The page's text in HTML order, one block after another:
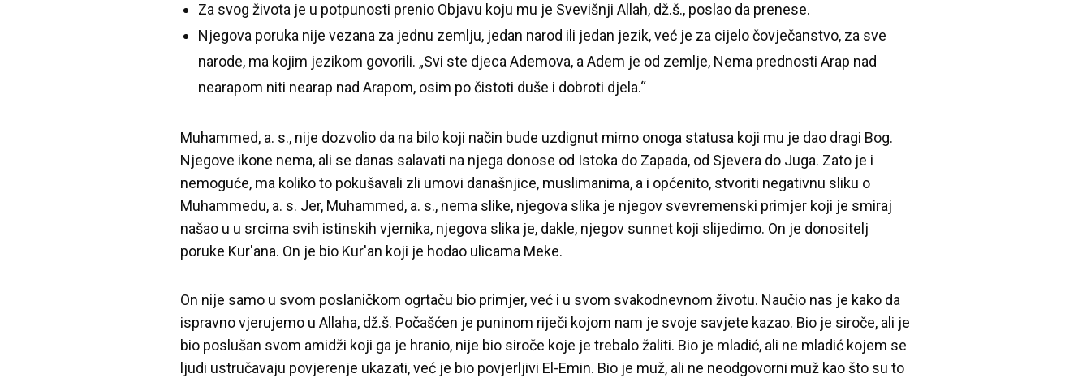
Za svog života je u potpunosti prenio Objavu koju mu je Svevišnji Allah, dž.š., poslao da prenese.
Njegova poruka nije vezana za jednu zemlju, jedan narod ili jedan jezik, već je za cijelo čovječanstvo, za sve
narode, ma kojim jezikom govorili. „Svi ste djeca Ademova, a Adem je od zemlje, Nema prednosti Arap nad
nearapom niti nearap nad Arapom, osim po čistoti duše i dobroti djela.“
Muhammed, a. s., nije dozvolio da na bilo koji način bude uzdignut mimo onoga statusa koji mu je dao dragi Bog.
Njegove ikone nema, ali se danas salavati na njega donose od Istoka do Zapada, od Sjevera do Juga. Zato je i
nemoguće, ma koliko to pokušavali zli umovi današnjice, muslimanima, a i općenito, stvoriti negativnu sliku o
Muhammedu, a. s. Jer, Muhammed, a. s., nema slike, njegova slika je njegov svevremenski primjer koji je smiraj
našao u u srcima svih istinskih vjernika, njegova slika je, dakle, njegov sunnet koji slijedimo. On je donositelj
poruke Kur'ana. On je bio Kur'an koji je hodao ulicama Meke.
On nije samo u svom poslaničkom ogrtaču bio primjer, već i u svom svakodnevnom životu. Naučio nas je kako da
ispravno vjerujemo u Allaha, dž.š. Počašćen je puninom riječi kojom nam je svoje savjete kazao. Bio je siroče, ali je
bio poslušan svom amidži koji ga je hranio, nije bio siroče koje je trebalo žaliti. Bio je mladić, ali ne mladić kojem se
ljudi ustručavaju povjerenje ukazati, već je bio povjerljivi El-Emin. Bio je muž, ali ne neodgovorni muž kao što su to